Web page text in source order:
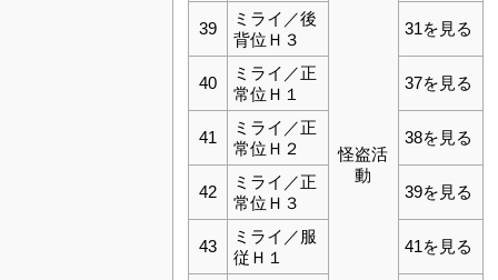
怪盗活
動
39
ミライ／後
背位Ｈ３
31を見る
40
ミライ／正
常位Ｈ１
37を見る
41
ミライ／正
常位Ｈ２
38を見る
42
ミライ／正
常位Ｈ３
39を見る
43
ミライ／服
従Ｈ１
41を見る